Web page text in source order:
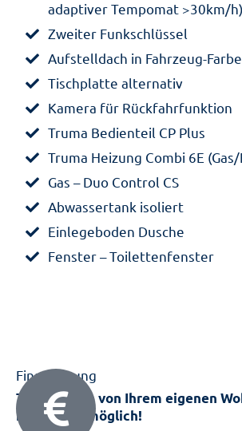
adaptiver Tempomat >30km/h)
Zweiter Funkschlüssel
Aufstelldach in Fahrzeug-Farbe
Tischplatte alternativ
Kamera für Rückfahrfunktion
Truma Bedienteil CP Plus
Truma Heizung Combi 6E
Gas – Duo Control CS
Abwassertank isoliert
Einlegeboden Dusche
Fenster – Toilettenfenster
Finanzierung
Träumen Sie von Ihrem eigenen
machen es möglich!